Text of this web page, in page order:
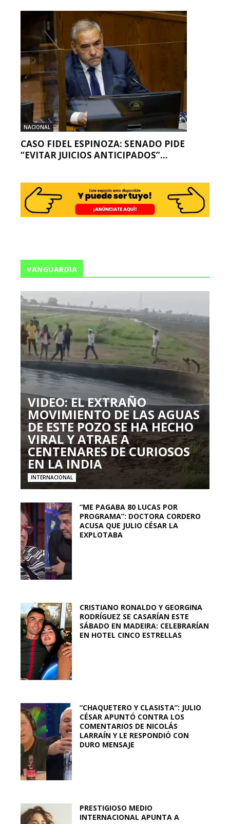
NACIONAL
CASO FIDEL ESPINOZA: SENADO PIDE
“EVITAR JUICIOS ANTICIPADOS”...
VANGUARDIA
VIDEO: EL EXTRAÑO
MOVIMIENTO DE LAS AGUAS
DE ESTE POZO SE HA HECHO
VIRAL Y ATRAE A
CENTENARES DE CURIOSOS
EN LA INDIA
INTERNACIONAL
“ME PAGABA 80 LUCAS POR
PROGRAMA”: DOCTORA CORDERO
ACUSA QUE JULIO CÉSAR LA
EXPLOTABA
CRISTIANO RONALDO Y GEORGINA
RODRÍGUEZ SE CASARÍAN ESTE
SÁBADO EN MADEIRA: CELEBRARÍAN
EN HOTEL CINCO ESTRELLAS
“CHAQUETERO Y CLASISTA”: JULIO
CÉSAR APUNTÓ CONTRA LOS
COMENTARIOS DE NICOLÁS
LARRAÍN Y LE RESPONDIÓ CON
DURO MENSAJE
PRESTIGIOSO MEDIO
INTERNACIONAL APUNTA A